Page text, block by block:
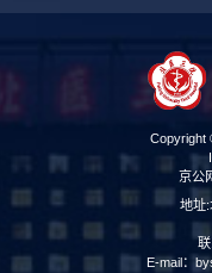
Copyright
京公
地址:
E-mail：